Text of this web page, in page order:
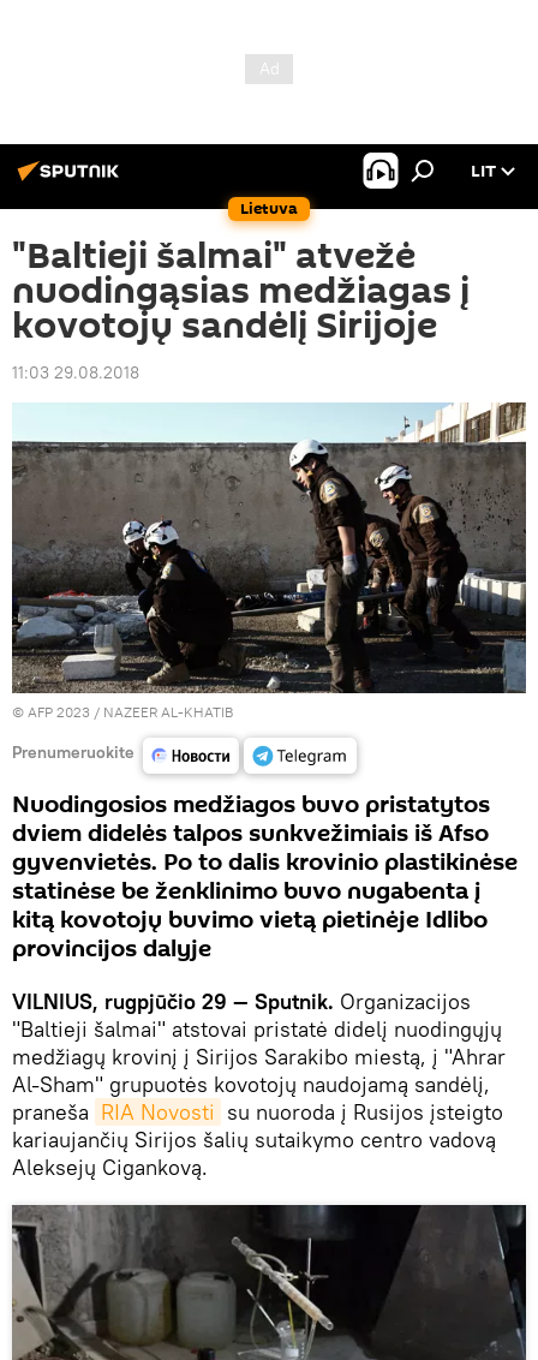
Lietuva
LIT
"Baltieji šalmai" atvežė
nuodingąsias medžiagas į
kovotojų sandėlį Sirijoje
11:03 29.08.2018
© AFP 2023 / NAZEER AL-KHATIB
Prenumeruokite
Nuodingosios medžiagos buvo pristatytos
dviem didelės talpos sunkvežimiais iš Afso
gyvenvietės. Po to dalis krovinio plastikinėse
statinėse be ženklinimo buvo nugabenta į
kitą kovotojų buvimo vietą pietinėje Idlibo
provincijos dalyje
VILNIUS, rugpjūčio 29 — Sputnik. Organizacijos
"Baltieji šalmai" atstovai pristatė didelį nuodingųjų
medžiagų krovinį į Sirijos Sarakibo miestą, į "Ahrar
Al-Sham" grupuotės kovotojų naudojamą sandėlį,
praneša RIA Novosti su nuoroda į Rusijos įsteigto
kariaujančių Sirijos šalių sutaikymo centro vadovą
Aleksejų Cigankovą.